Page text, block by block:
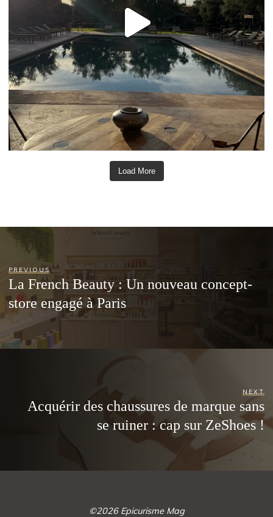
Load More
PREVIOUS
La French Beauty : Un nouveau concept-
store engagé à Paris
NEXT
Acquérir des chaussures de marque sans
se ruiner : cap sur ZeShoes !
©2026 Epicurisme Mag